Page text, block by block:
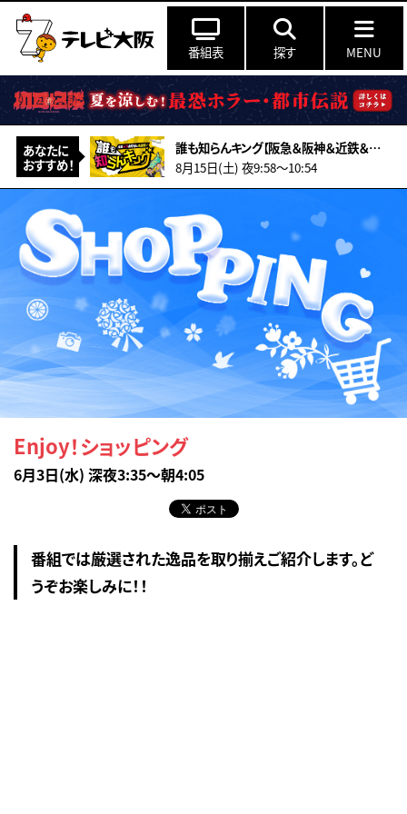
番組表 探す MENU
あなたに
おすすめ！
誰も知らんキング【阪急＆阪神＆近鉄＆南海＆メトロ…鉄道ミステリー2026夏】
8月15日(土) 夜9:58〜10:54
Enjoy！ショッピング
6月3日(水) 深夜3:35～朝4:05
番組では厳選された逸品を取り揃えご紹介します。ど
うぞお楽しみに！！